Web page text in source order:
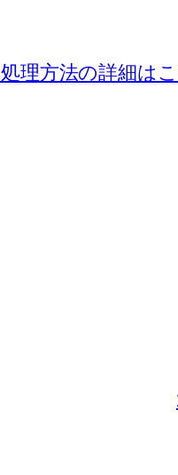
理方法の詳細は